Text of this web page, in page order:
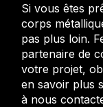
Si vous êtes
corps
pas plus loin.
partenaire de
votre projet,
en savoir plus
à nous